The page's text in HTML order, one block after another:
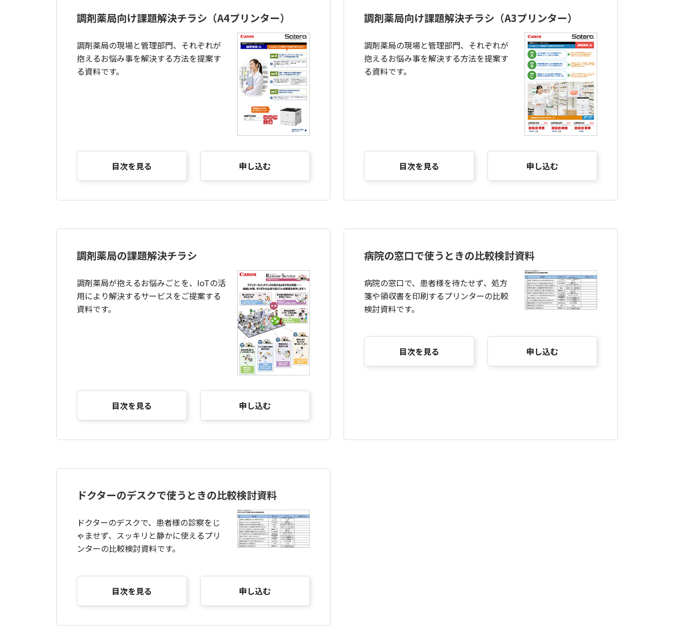
調剤薬局向け課題解決チラシ（A4プリンター）
調剤薬局の現場と管理部門、それぞれが
抱えるお悩み事を解決する方法を提案す
る資料です。
目次を見る 申し込む
調剤薬局向け課題解決チラシ（A3プリンター）
調剤薬局の現場と管理部門、それぞれが
抱えるお悩み事を解決する方法を提案す
る資料です。
目次を見る 申し込む
調剤薬局の課題解決チラシ
調剤薬局が抱えるお悩みごとを、IoTの活
用により解決するサービスをご提案する
資料です。
目次を見る 申し込む
病院の窓口で使うときの比較検討資料
病院の窓口で、患者様を待たせず、処方
箋や領収書を印刷するプリンターの比較
検討資料です。
目次を見る 申し込む
ドクターのデスクで使うときの比較検討資料
ドクターのデスクで、患者様の診察をじ
ゃませず、スッキリと静かに使えるプリ
ンターの比較検討資料です。
目次を見る 申し込む